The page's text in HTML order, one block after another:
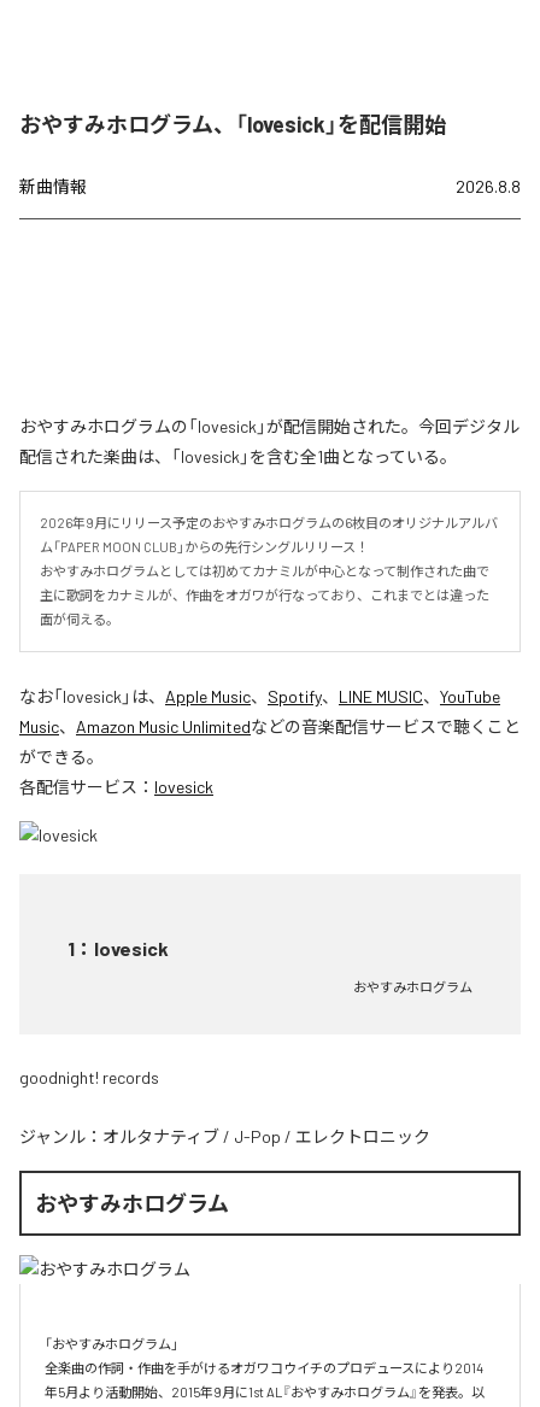
おやすみホログラム、「lovesick」を配信開始
新曲情報 2026.8.8
おやすみホログラムの「lovesick」が配信開始された。今回デジタル
配信された楽曲は、「lovesick」を含む全1曲となっている。
2026年9月にリリース予定のおやすみホログラムの6枚目のオリジナルアルバ
ム「PAPER MOON CLUB」からの先行シングルリリース！
おやすみホログラムとしては初めてカナミルが中心となって制作された曲で
主に歌詞をカナミルが、作曲をオガワが行なっており、これまでとは違った
面が伺える。
なお「lovesick 」は、 Apple Music、 Spotify、 LINE MUSIC、 YouTube
Music、 Amazon Music Unlimitedなどの音楽配信サービスで聴くこと
ができる。
各配信サービス： lovesick
1 ： lovesick
おやすみホログラム
goodnight! records
ジャンル： オルタナティブ / J-Pop / エレクトロニック
おやすみホログラム
「おやすみホログラム」
全楽曲の作詞・作曲を⼿がけるオガワコウイチのプロデュースにより2014
年5⽉より活動開始、2015年9⽉に1st AL『おやすみホログラム』を発表。以